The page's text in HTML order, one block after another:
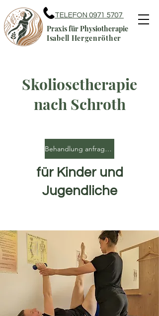
Praxis für Physiotherapie
Isabell Hergenröther
TELEFON 0971 5707
Skoliosetherapie
nach Schroth
Behandlung anfragen
für Kinder und
Jugendliche